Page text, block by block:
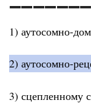
1) аутосомно-
2) аутосомно-
3) сцепленному